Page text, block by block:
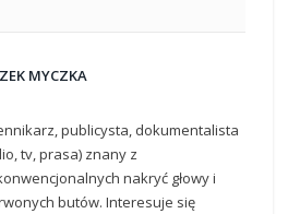
MYCZKA
publicysta, dokumentalista
tv, prasa) znany z
nakryć głowy i
butów. Interesuje się